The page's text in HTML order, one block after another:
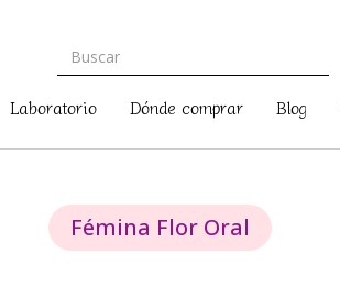
Laboratorio Dónde comprar Blog
Fémina Flor Oral